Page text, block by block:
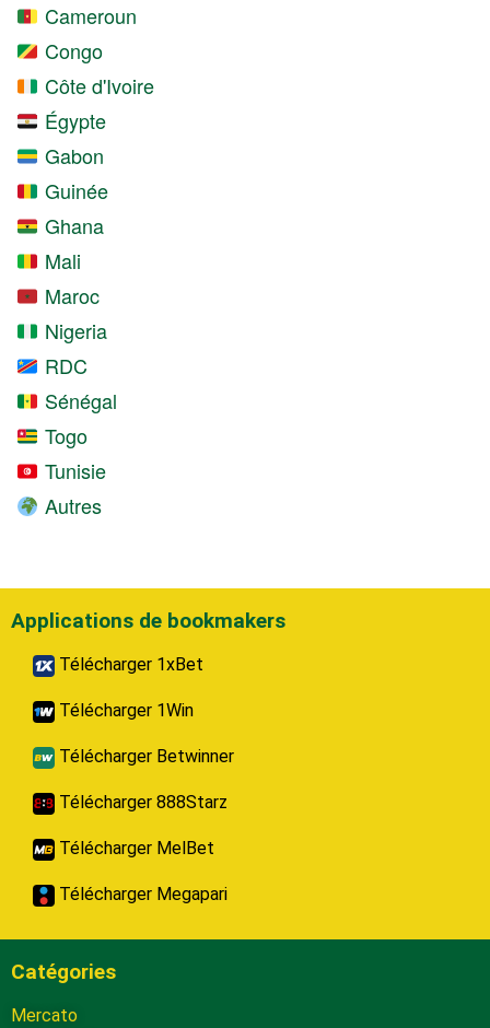
Cameroun
Congo
Côte d'Ivoire
Égypte
Gabon
Guinée
Ghana
Mali
Maroc
Nigeria
RDC
Sénégal
Togo
Tunisie
Autres
Applications de bookmakers
Télécharger 1xBet
Télécharger 1Win
Télécharger Betwinner
Télécharger 888Starz
Télécharger MelBet
Télécharger Megapari
Catégories
Mercato